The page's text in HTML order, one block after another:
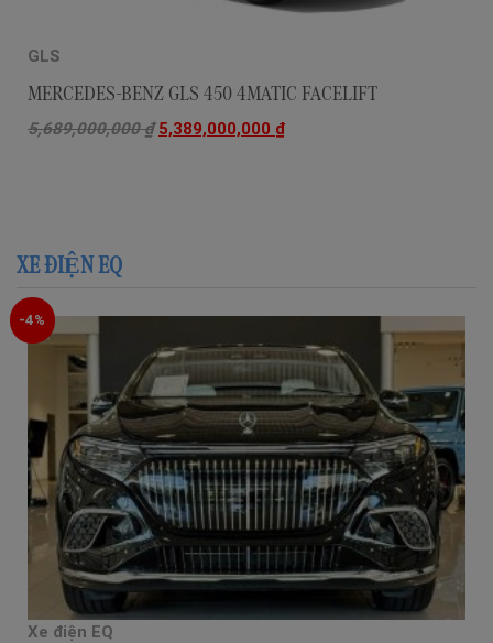
GLS
MERCEDES-BENZ GLS 450 4MATIC FACELIFT
5,689,000,000₫ 5,389,000,000 ₫
XE ĐIỆN EQ
-4%
Xe điện EQ